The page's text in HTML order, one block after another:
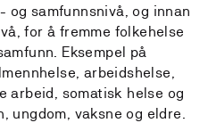
samfunnsnivå, og innan
for å fremme folkehelse
Eksempel på
arbeidshelse,
arbeid, somatisk helse og
ungdom, vaksne og eldre.